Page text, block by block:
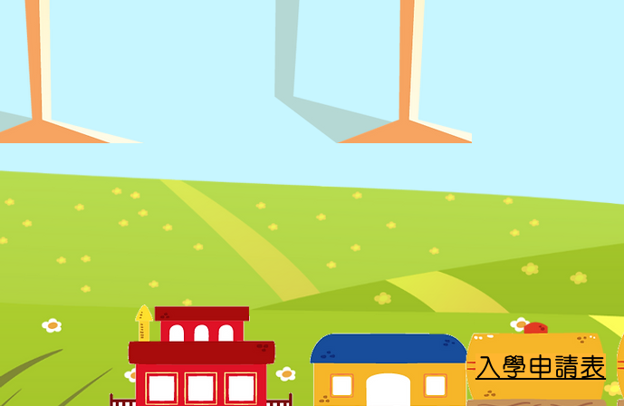
入學申請表